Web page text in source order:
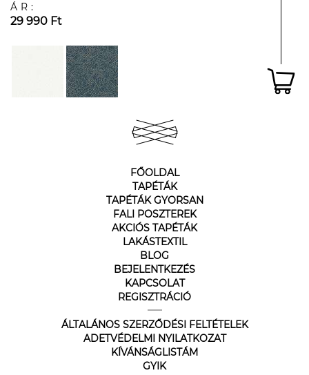
ÁR:
29 990 Ft
FŐOLDAL
TAPÉTÁK
TAPÉTÁK GYORSAN
FALI POSZTEREK
AKCIÓS TAPÉTÁK
LAKÁSTEXTIL
BLOG
BEJELENTKEZÉS
KAPCSOLAT
REGISZTRÁCIÓ
ÁLTALÁNOS SZERZŐDÉSI FELTÉTELEK
ADETVÉDELMI NYILATKOZAT
KÍVÁNSÁGLISTÁM
GYIK